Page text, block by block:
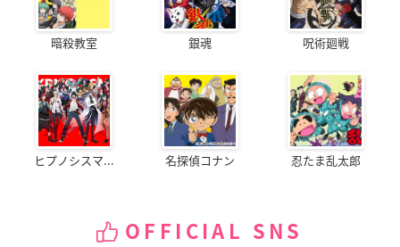
暗殺教室 銀魂 呪術廻戦
ヒプノシスマ... 名探偵コナン 忍たま乱太郎
OFFICIAL SNS